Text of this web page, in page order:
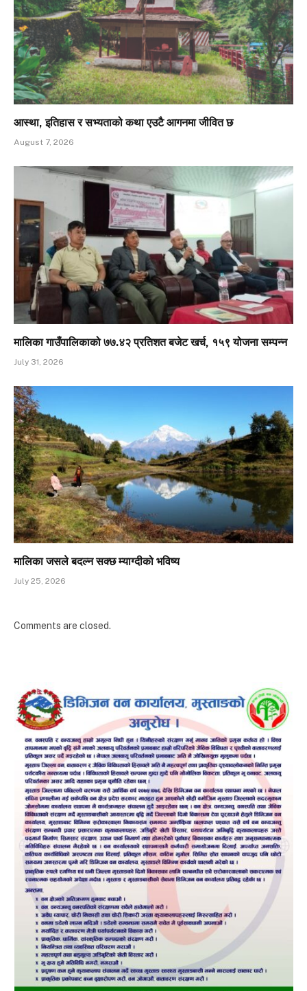
आस्था, इतिहास र सभ्यताको कथा एउटै आगनमा जीवित छ
August 7, 2026
मालिका गाउँपालिकाको ७७.४२ प्रतिशत बजेट खर्च, १५९ योजना सम्पन्न
July 31, 2026
मालिका जसले बदल्न सक्छ म्याग्दीको भविष्य
July 25, 2026
Comments are closed.